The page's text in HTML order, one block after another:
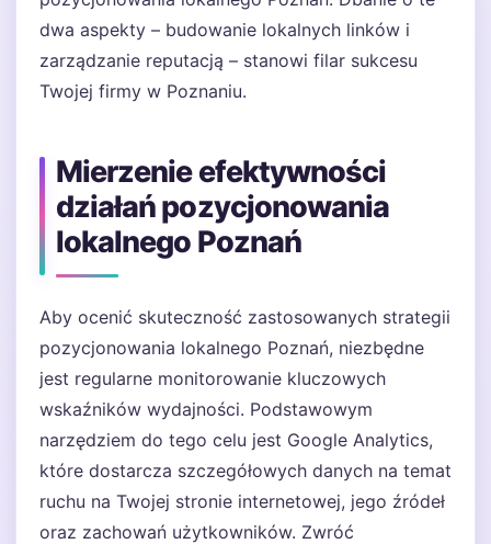
dwa aspekty – budowanie lokalnych linków i
zarządzanie reputacją – stanowi filar sukcesu
Twojej firmy w Poznaniu.
Mierzenie efektywności
działań pozycjonowania
lokalnego Poznań
Aby ocenić skuteczność zastosowanych strategii
pozycjonowania lokalnego Poznań, niezbędne
jest regularne monitorowanie kluczowych
wskaźników wydajności. Podstawowym
narzędziem do tego celu jest Google Analytics,
które dostarcza szczegółowych danych na temat
ruchu na Twojej stronie internetowej, jego źródeł
oraz zachowań użytkowników. Zwróć